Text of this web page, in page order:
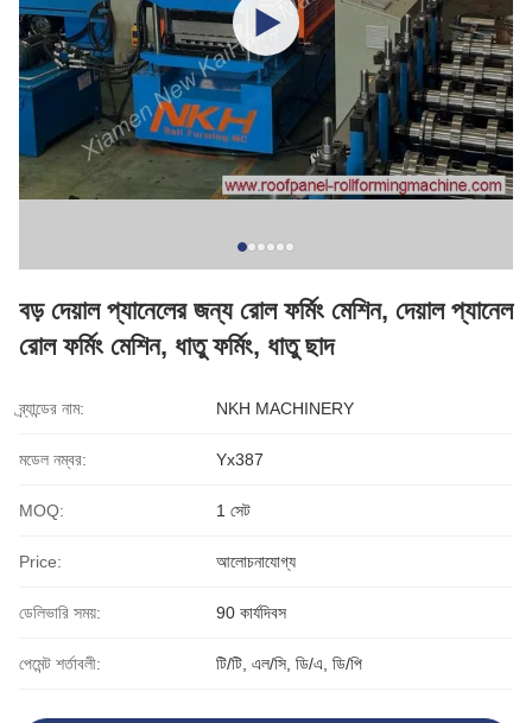
বড় দেয়াল প্যানেলের জন্য রোল ফর্মিং মেশিন, দেয়াল প্যানেল
রোল ফর্মিং মেশিন, ধাতু ফর্মিং, ধাতু ছাদ
ব্র্যান্ডের নাম: NKH MACHINERY
মডেল নম্বর: Yx387
MOQ: 1 সেট
Price: আলোচনাযোগ্য
ডেলিভারি সময়: 90 কার্যদিবস
পেমেন্ট শর্তাবলী: টি/টি, এল/সি, ডি/এ, ডি/পি